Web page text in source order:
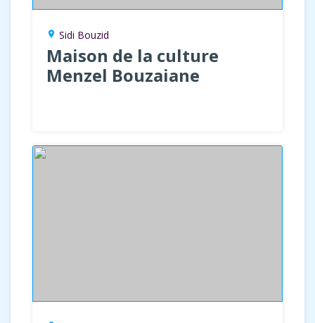
location_on Sidi Bouzid
Maison de la culture
Menzel Bouzaiane